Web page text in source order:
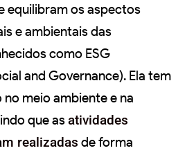
equilibram os aspectos
e ambientais das
como ESG
and Governance). Ela tem
meio ambiente e na
que asatividades
realizadas de forma